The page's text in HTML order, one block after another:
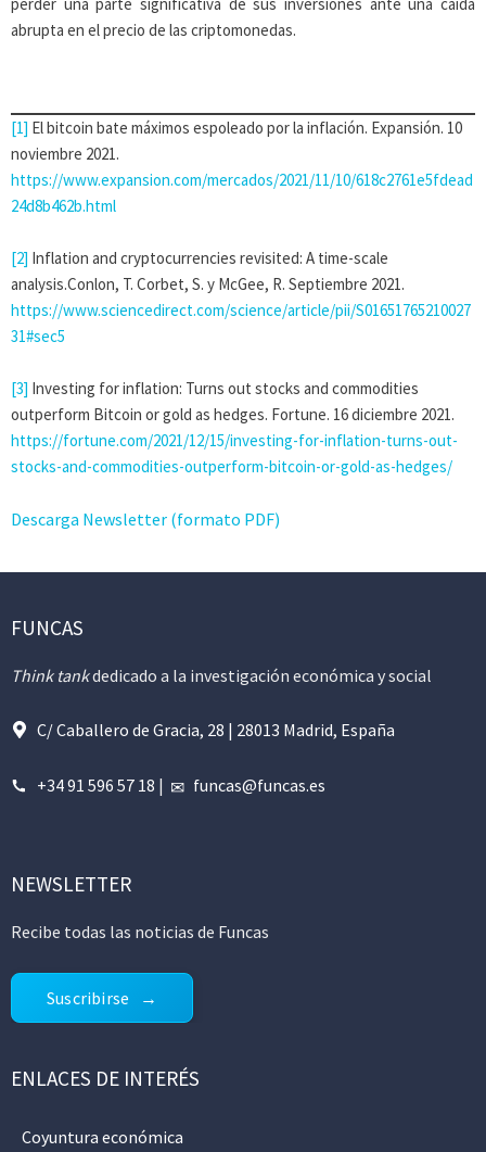
abrupta en el precio de las criptomonedas.
[1] El bitcoin bate máximos espoleado por la inflación. Expansión. 10
noviembre 2021.
https://www.expansion.com/mercados/2021/11/10/618c2761e5fdead
24d8b462b.html
[2] Inflation and cryptocurrencies revisited: A time-scale
analysis.Conlon, T. Corbet, S. y McGee, R. Septiembre 2021.
https://www.sciencedirect.com/science/article/pii/S01651765210027
31#sec5
[3] Investing for inflation: Turns out stocks and commodities
outperform Bitcoin or gold as hedges. Fortune. 16 diciembre 2021.
https://fortune.com/2021/12/15/investing-for-inflation-turns-out-
stocks-and-commodities-outperform-bitcoin-or-gold-as-hedges/
Descarga Newsletter (formato PDF)
FUNCAS
Think tankdedicado a la investigación económica y social
C/ Caballero de Gracia, 28 | 28013 Madrid, España
+34 91 596 57 18 | funcas@funcas.es
NEWSLETTER
Recibe todas las noticias de Funcas
Suscribirse
ENLACES DE INTERÉS
Coyuntura económica